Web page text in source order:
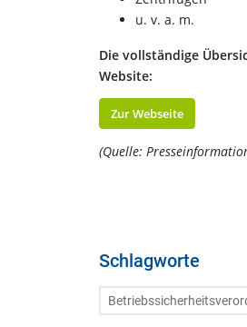
u. v. a. m.
Die vollständige
Website:
Zur Webseite
(Quelle:
Schlagworte